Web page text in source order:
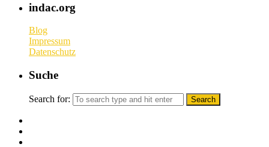
indac.org
Blog
Impressum
Datenschutz
Suche
Search for: